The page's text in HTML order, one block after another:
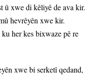
û xwe di kêliyê de ava kir.
hevrêyên xwe kir.
her kes bixwaze pê re
xwe bi serketî qedand,